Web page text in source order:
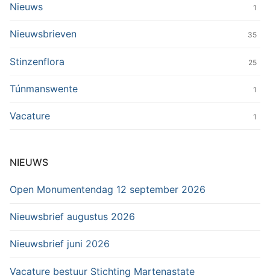
Nieuws 1
Nieuwsbrieven 35
Stinzenflora 25
Túnmanswente 1
Vacature 1
NIEUWS
Open Monumentendag 12 september 2026
Nieuwsbrief augustus 2026
Nieuwsbrief juni 2026
Vacature bestuur Stichting Martenastate